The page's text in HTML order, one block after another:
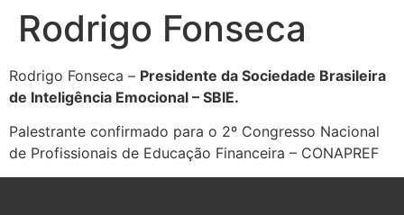
Rodrigo Fonseca
Rodrigo Fonseca – Presidente da Sociedade Brasileira
de Inteligência Emocional – SBIE.
Palestrante confirmado para o 2º Congresso Nacional
de Profissionais de Educação Financeira – CONAPREF